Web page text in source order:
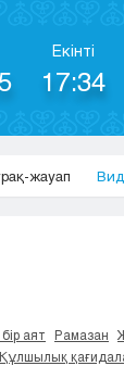
Екінті
17:34
жауап
аят Рамазан
Құлшылық